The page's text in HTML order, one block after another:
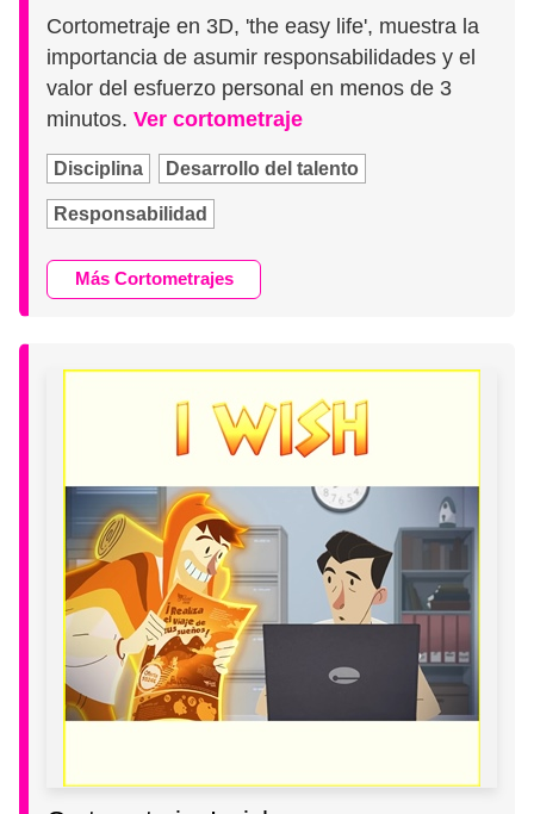
Cortometraje en 3D, 'the easy life', muestra la
importancia de asumir responsabilidades y el
valor del esfuerzo personal en menos de 3
minutos.Ver cortometraje
Disciplina Desarrollo del talento
Responsabilidad
Más Cortometrajes